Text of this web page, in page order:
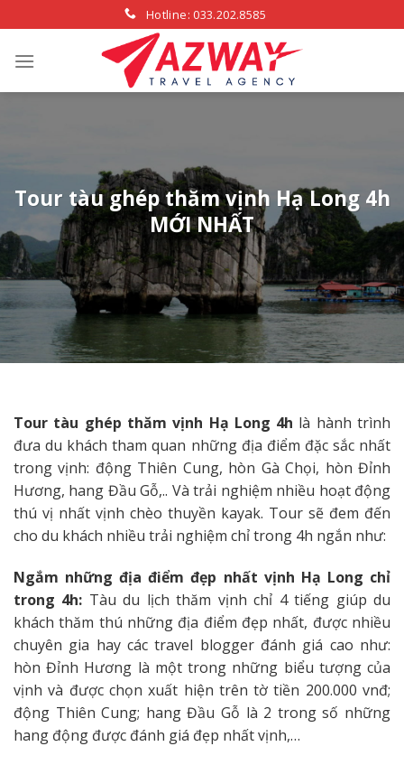
to
content
Hotline: 033.202.8585
Tour tàu ghép thăm vịnh Hạ Long 4h
MỚI NHẤT
Tour tàu ghép thăm vịnh Hạ Long 4h là hành trình
đưa du khách tham quan những địa điểm đặc sắc nhất
trong vịnh: động Thiên Cung, hòn Gà Chọi, hòn Đỉnh
Hương, hang Đầu Gỗ,.. Và trải nghiệm nhiều hoạt động
thú vị nhất vịnh chèo thuyền kayak. Tour sẽ đem đến
cho du khách nhiều trải nghiệm chỉ trong 4h ngắn như:
Ngắm những địa điểm đẹp nhất vịnh Hạ Long chỉ
trong 4h: Tàu du lịch thăm vịnh chỉ 4 tiếng giúp du
khách thăm thú những địa điểm đẹp nhất, được nhiều
chuyên gia hay các travel blogger đánh giá cao như:
hòn Đỉnh Hương là một trong những biểu tượng của
vịnh và được chọn xuất hiện trên tờ tiền 200.000 vnđ;
động Thiên Cung; hang Đầu Gỗ là 2 trong số những
hang động được đánh giá đẹp nhất vịnh,…